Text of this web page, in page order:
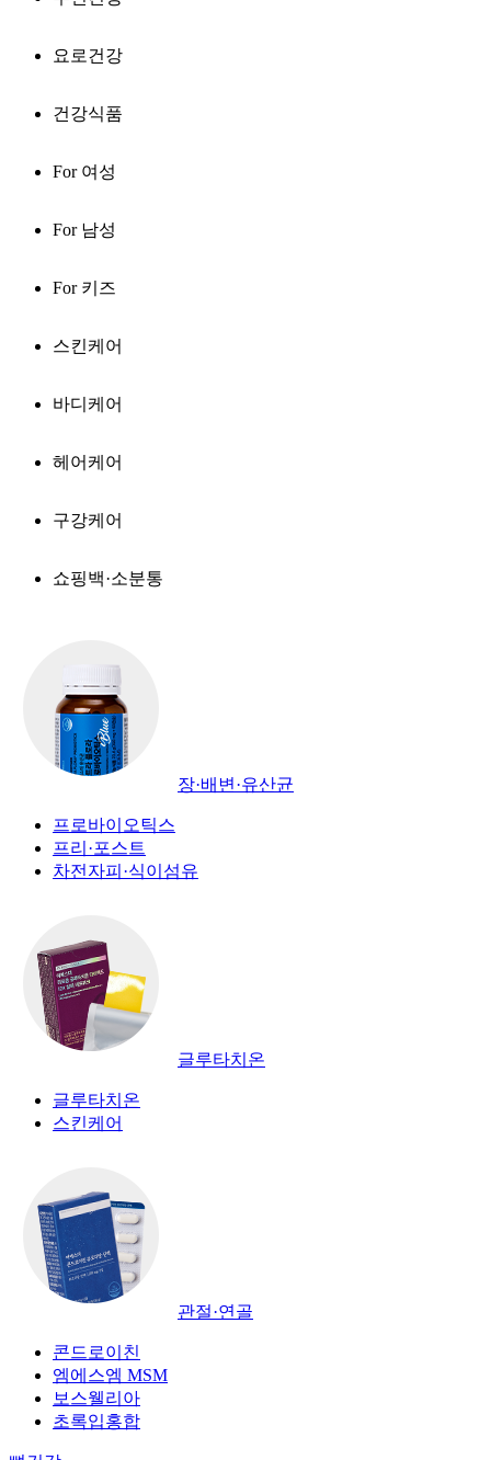
요로건강
건강식품
For 여성
For 남성
For 키즈
스킨케어
바디케어
헤어케어
구강케어
쇼핑백·소분통
장·배변·유산균
프로바이오틱스
프리·포스트
차전자피·식이섬유
글루타치온
글루타치온
스킨케어
관절·연골
콘드로이친
엠에스엠 MSM
보스웰리아
초록입홍합